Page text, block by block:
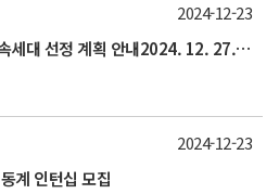
2025학년도 특성별 학문후속세대 선정 계획 안내2024. 12. 27.(금) 15:00까지(기한 엄수)
2024-12-23
계 인턴십 모집
2024-12-23